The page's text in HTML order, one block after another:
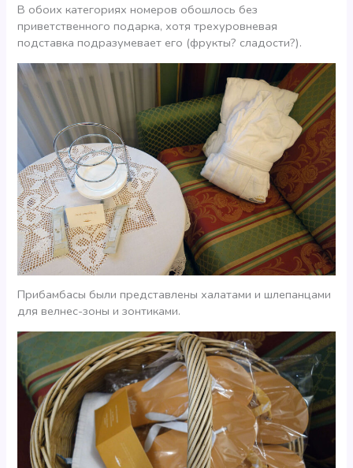
В обоих категориях номеров обошлось без
приветственного подарка, хотя трехуровневая
подставка подразумевает его (фрукты? сладости?).
Прибамбасы были представлены халатами и шлепанцами
для велнес-зоны и зонтиками.